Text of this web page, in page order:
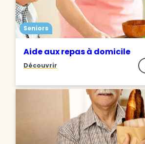
Seniors
Aide aux repas à domicile
Découvrir